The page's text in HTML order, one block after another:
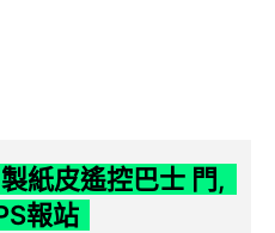
紙皮遙控巴士 門,
報站